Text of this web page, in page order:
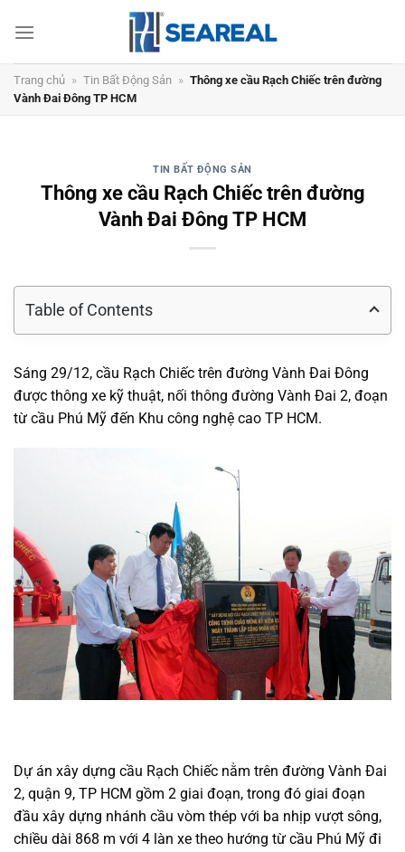
đến
dungTrang chủ » Tin Bất Động Sản » Thông xe cầu Rạch Chiếc trên đường
Vành Đai Đông TP HCM
TIN BẤT ĐỘNG SẢN
Thông xe cầu Rạch Chiếc trên đường
Vành Đai Đông TP HCM
Table of Contents
Sáng 29/12, cầu Rạch Chiếc trên đường Vành Đai Đông
được thông xe kỹ thuật, nối thông đường Vành Đai 2, đoạn
từ cầu Phú Mỹ đến Khu công nghệ cao TP HCM.
Dự án xây dựng cầu Rạch Chiếc nằm trên đường Vành Đai
2, quận 9, TP HCM gồm 2 giai đoạn, trong đó giai đoạn
đầu xây dựng nhánh cầu vòm thép với ba nhịp vượt sông,
chiều dài 868 m với 4 làn xe theo hướng từ cầu Phú Mỹ đi